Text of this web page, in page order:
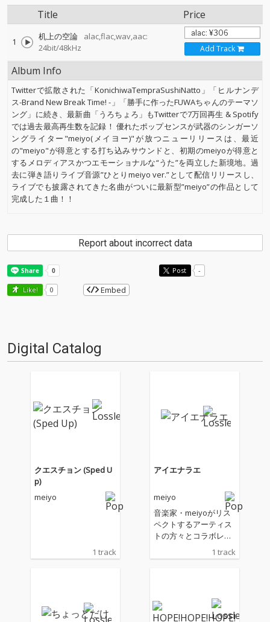
Title Price
1 机上の空論
alac,flac,wav,aac:
24bit/48kHz
Add Track
Album Info
Twitterで拡散された「KonichiwaTempraSushiNatto」「ヒルナンデ
ス-Brand New Break Time! -」「勝手に作ったFUWAちゃんのテーマソ
ング」に続き、最新曲「うろちょろ」もTwitterで7万回再生 & Spotify
では過去最高再生数を記録！ 優れたポップセンスが武器のシンガーソ
ングライター"meiyo(メイヨー)"が放つニューリリースは、最近
の"meiyo"が得意とする打ち込みサウンドと、初期のmeiyoが得意と
するメロディアスかつエモーショナルな“うた”を両立した新境地。過
去に弾き語りライブ音源”ひとりmeiyo ver.”として配信リリースし、
ライブでも披露されてきた名曲がついに最新型”meiyo”の作品として
完成した１曲！！
Report about incorrect data
Post -
Like! 0 Embed
Digital Catalog
クエスチョン (Sped U
p)
meiyo
1 track
アイエナラエ
meiyo
音楽家・meiyoがリス
ペクトするアーティス
トの方々とコラボレー
ションし、これまでに
ない化学変化を生み出
をゲストアーティスト
としてお呼び立てし
1 track